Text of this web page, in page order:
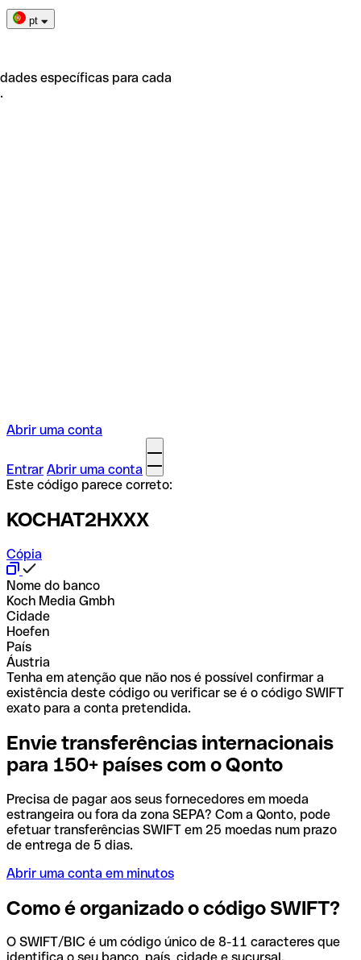
pt
específicas para cada
Abrir uma conta
Entrar Abrir uma conta
Este código parece correto:
KOCHAT2HXXX
Cópia
Nome do banco
Koch Media Gmbh
Cidade
Hoefen
País
Áustria
Tenha em atenção que não nos é possível confirmar a
existência deste código ou verificar se é o código SWIFT
exato para a conta pretendida.
Envie transferências internacionais
para 150+ países com o Qonto
Precisa de pagar aos seus fornecedores em moeda
estrangeira ou fora da zona SEPA? Com a Qonto, pode
efetuar transferências SWIFT em 25 moedas num prazo
de entrega de 5 dias.
Abrir uma conta em minutos
Como é organizado o código SWIFT?
O SWIFT/BIC é um código único de 8-11 caracteres que